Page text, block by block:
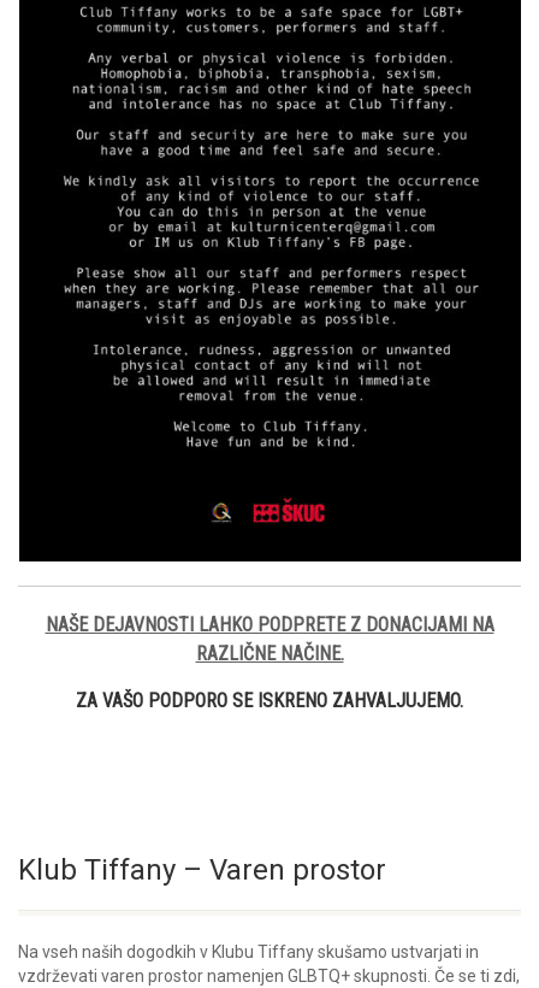
NAŠE DEJAVNOSTI LAHKO PODPRETE Z DONACIJAMI NA
RAZLIČNE NAČINE.
ZA VAŠO PODPORO SE ISKRENO ZAHVALJUJEMO.
Klub Tiffany – Varen prostor
Na vseh naših dogodkih v Klubu Tiffany skušamo ustvarjati in
vzdrževati varen prostor namenjen GLBTQ+ skupnosti. Če se ti zdi,